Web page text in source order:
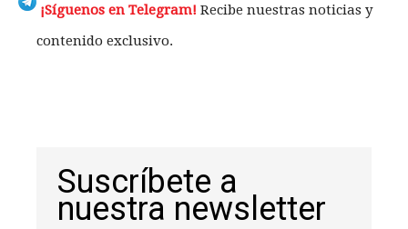
¡Síguenos en Telegram! Recibe nuestras noticias y
contenido exclusivo.
Suscríbete a
nuestra newsletter